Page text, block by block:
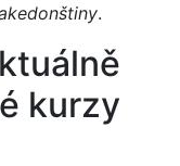
.
kurzy